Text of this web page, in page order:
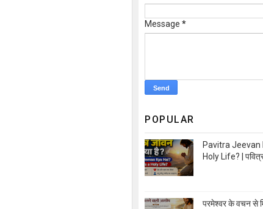
Message *
POPULAR
Pavitra Jeevan
Holy Life? |
परमेश्वर के वचन से